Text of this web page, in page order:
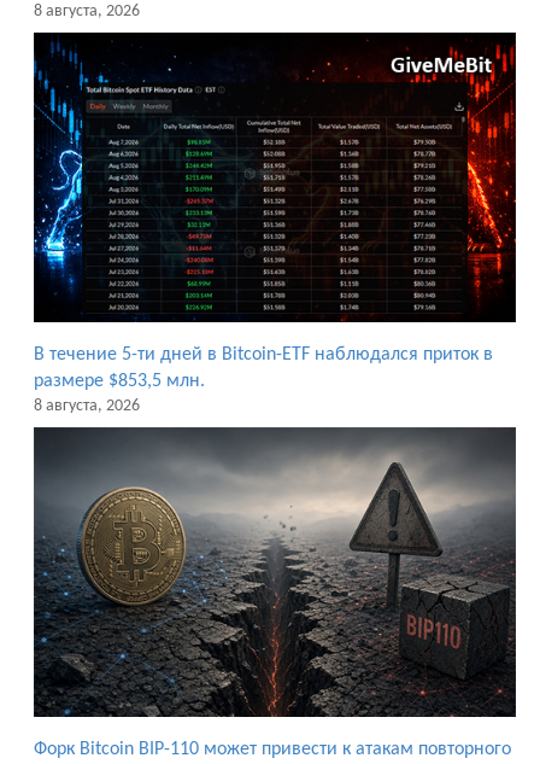
8 августа, 2026
В течение 5-ти дней в Bitcoin-ETF наблюдался приток в
размере $853,5 млн.
8 августа, 2026
Форк Bitcoin BIP-110 может привести к атакам повторного